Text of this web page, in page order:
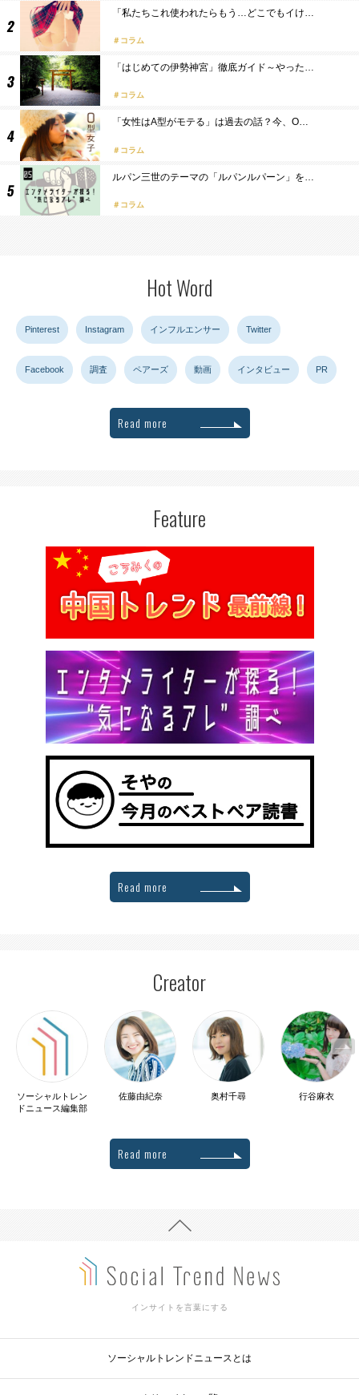
「私たちこれ使われたらもう…どこでもイけ…
コラム
「はじめての伊勢神宮」徹底ガイド～やった…
コラム
「女性はA型がモテる」は過去の話？今、O…
コラム
ルパン三世のテーマの「ルパンルパーン」を…
コラム
Hot Word
Pinterest Instagram インフルエンサー Twitter
Facebook 調査 ペアーズ 動画 インタビュー PR
Read more
Feature
Read more
Creator
ソーシャルトレン
ドニュース編集部
佐藤由紀奈 奥村千尋 行谷麻衣
Read more
インサイトを言葉にする
ソーシャルトレンドニュースとは